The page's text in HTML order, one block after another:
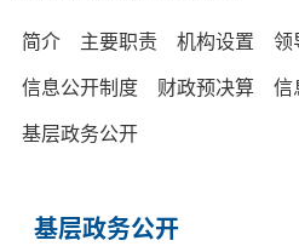
简介 主要职责 机构设置 领
信息公开制度
财政预决算
信
基层政务公开
基层政务公开